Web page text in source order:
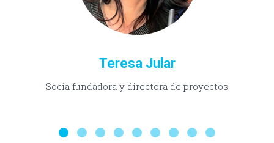
Teresa Jular
Socia fundadora y directora de proyectos